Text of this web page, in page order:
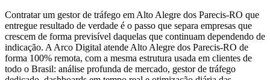
Contratar um gestor de tráfego em Alto Alegre dos Parecis-RO que
entregue resultado de verdade é o passo que separa empresas que
crescem de forma previsível daquelas que continuam dependendo de
indicação. A Arco Digital atende Alto Alegre dos Parecis-RO de
forma 100% remota, com a mesma estrutura usada em clientes de
todo o Brasil: análise profunda de mercado, gestor de tráfego